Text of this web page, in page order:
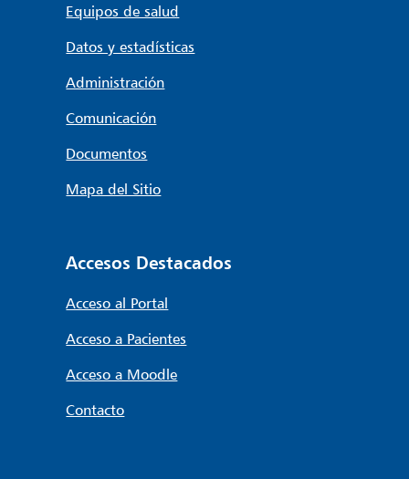
Equipos de salud
Datos y estadísticas
Administración
Comunicación
Documentos
Mapa del Sitio
Accesos Destacados
Acceso al Portal
Acceso a Pacientes
Acceso a Moodle
Contacto